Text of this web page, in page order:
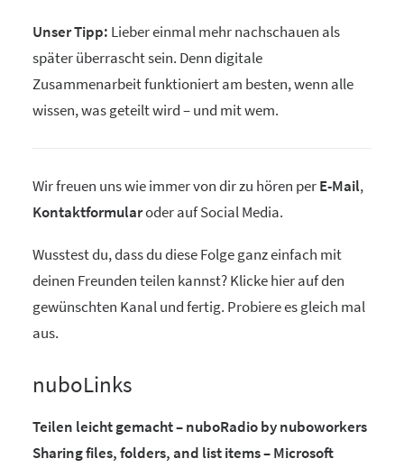
Unser Tipp: Lieber einmal mehr nachschauen als
später überrascht sein. Denn digitale
Zusammenarbeit funktioniert am besten, wenn alle
wissen, was geteilt wird – und mit wem.
Wir freuen uns wie immer von dir zu hören perE-Mail,
Kontaktformularoder auf Social Media.
Wusstest du, dass du diese Folge ganz einfach mit
deinen Freunden teilen kannst? Klicke hier auf den
gewünschten Kanal und fertig. Probiere es gleich mal
aus.
nuboLinks
Teilen leicht gemacht – nuboRadio by nuboworkers
Sharing files, folders, and list items – Microsoft